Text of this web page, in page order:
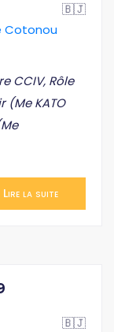
🇧🇯
Cotonou
CCIV, Rôle
(Me KATO
Lire la suite
🇧🇯